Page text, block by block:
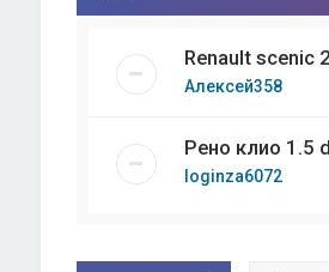
Renault scenic
Алексей358
Рено клио 1.5
loginza6072